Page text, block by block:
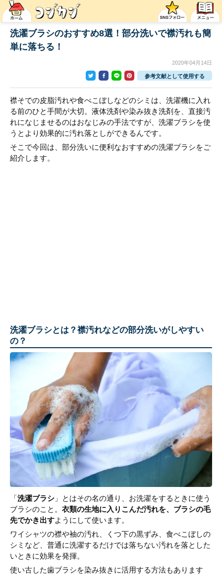
洗濯ブラシのおすすめ8選！部分洗いで襟汚れも簡
単に落ちる！
2020年04月14日
参考文献として使用する
襟そでの皮脂汚れや食べこぼしなどのシミは、洗濯機に入れ
る前のひと手間が大切。液体洗剤や染み抜き洗剤を、直接汚
れになじませるのはおなじみの手法ですが、洗濯ブラシを使
うとより効果的に汚れ落としができるんです。
そこで今回は、部分洗いに便利なおすすめの洗濯ブラシをご
紹介します。
洗濯ブラシとは？襟汚れなどの部分洗いがしやすい
の？
「洗濯ブラシ 」とはその名の通り、お洗濯をするときに使う
ブラシのこと。 衣類の生地に入りこんだ汚れを、ブラシの毛
先でかき出すようにして使います。
ワイシャツの襟や袖の汚れ、くつ下の黒ずみ、食べこぼしの
シミなど、普通に洗濯するだけでは落ちない汚れを落とした
いときに効果を発揮。
使い古した歯ブラシを染み抜きに活用する方法もあります